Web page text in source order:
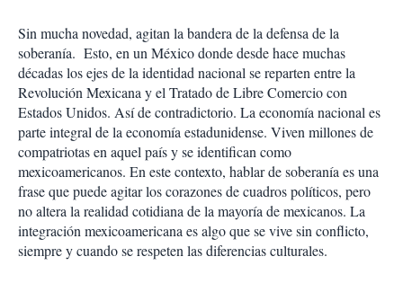
Sin mucha novedad, agitan la bandera de la defensa de la
soberanía. Esto, en un México donde desde hace muchas
décadas los ejes de la identidad nacional se reparten entre la
Revolución Mexicana y el Tratado de Libre Comercio con
Estados Unidos. Así de contradictorio. La economía nacional es
parte integral de la economía estadunidense. Viven millones de
compatriotas en aquel país y se identifican como
mexicoamericanos. En este contexto, hablar de soberanía es una
frase que puede agitar los corazones de cuadros políticos, pero
no altera la realidad cotidiana de la mayoría de mexicanos. La
integración mexicoamericana es algo que se vive sin conflicto,
siempre y cuando se respeten las diferencias culturales.